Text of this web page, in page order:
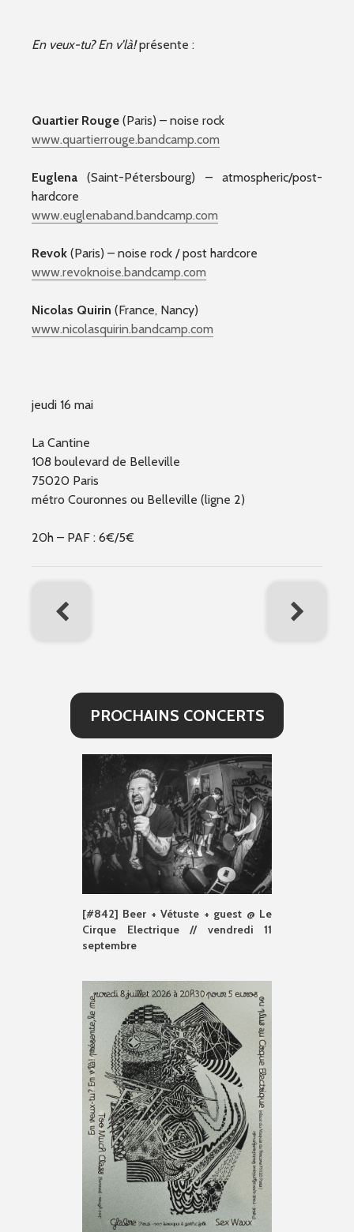
En veux-tu? En v’là!présente :
Quartier Rouge (Paris) – noise rock
www.quartierrouge.bandcamp.com
Euglena (Saint-Pétersbourg) – atmospheric/post-
hardcore
www.euglenaband.bandcamp.com
Revok (Paris) – noise rock / post hardcore
www.revoknoise.bandcamp.com
Nicolas Quirin (France, Nancy)
www.nicolasquirin.bandcamp.com
jeudi 16 mai
La Cantine
108 boulevard de Belleville
75020 Paris
métro Couronnes ou Belleville (ligne 2)
20h – PAF : 6€/5€
PROCHAINS CONCERTS
[#842] Beer + Vétuste + guest @ Le
Cirque Electrique // vendredi 11
septembre